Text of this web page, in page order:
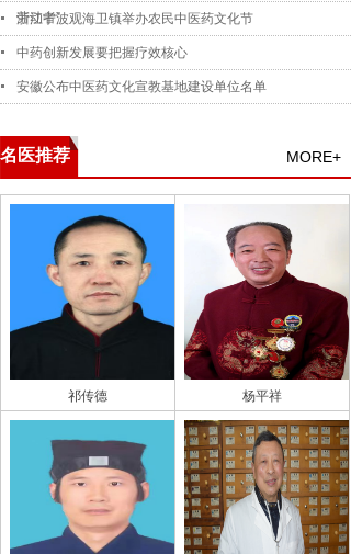
劳动者”
浙江宁波观海卫镇举办农民中医药文化节
中药创新发展要把握疗效核心
安徽公布中医药文化宣教基地建设单位名单
名医推荐 MORE+
祁传德 杨平祥